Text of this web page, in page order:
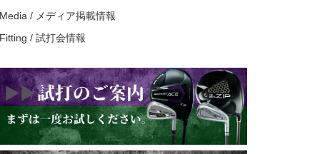
Media / メディア掲載情報
Fitting / 試打会情報